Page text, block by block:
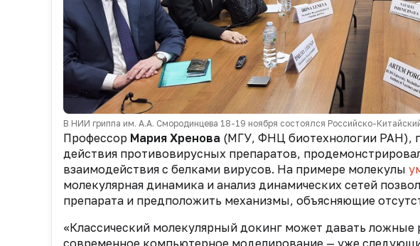
В НИИ гриппа им. А.А. Смородинцева 18-19 ноября состоялся Российско-
Профессор Мария Хренова (МГУ, ФНЦ биотехнологии РАН),
действия противовирусных препаратов,
взаимодействия с белками вирусов. На примере молекулы
молекулярная динамика и анализ динамических сетей
препарата и предположить механизмы, объясняющие
«Классический молекулярный докинг может давать ложные
современное компьютерное моделирование — уже